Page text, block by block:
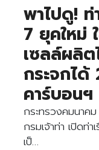
พาไปดู! ท่
7 ยุคใหม่
เซลล์ผลิ
กระจกไ
คาร์บอนฯ
กระทรวงคมนาค
กรมเจ้าท่า เปิดท่
เป็…